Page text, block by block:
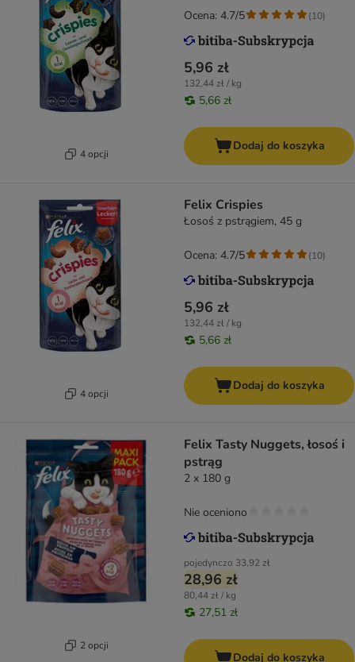
4 opcji
5,96 zł
132,44 zł / kg
5,66 zł
Ocena: 4.7/5 (10)
Dodaj do koszyka
4 opcji
Felix Crispies
Łosoś z pstrągiem, 45 g
5,96 zł
132,44 zł / kg
5,66 zł
Ocena: 4.7/5 (10)
Dodaj do koszyka
2 opcji
Felix Tasty Nuggets, łosoś i
pstrąg
2 x 180 g
pojedynczo 33,92 zł
28,96 zł
80,44 zł / kg
27,51 zł
Nie oceniono
Dodaj do koszyka